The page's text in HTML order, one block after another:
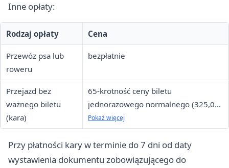
Inne opłaty:
Rodzaj opłaty Cena
Przewóz psa lub
roweru
bezpłatnie
Przejazd bez
ważnego biletu
(kara)
65-krotność ceny biletu
jednorazowego normalnego (325,00
zł)
Pokaż więcej
Przy płatności kary w terminie do 7 dni od daty
wystawienia dokumentu zobowiązującego do